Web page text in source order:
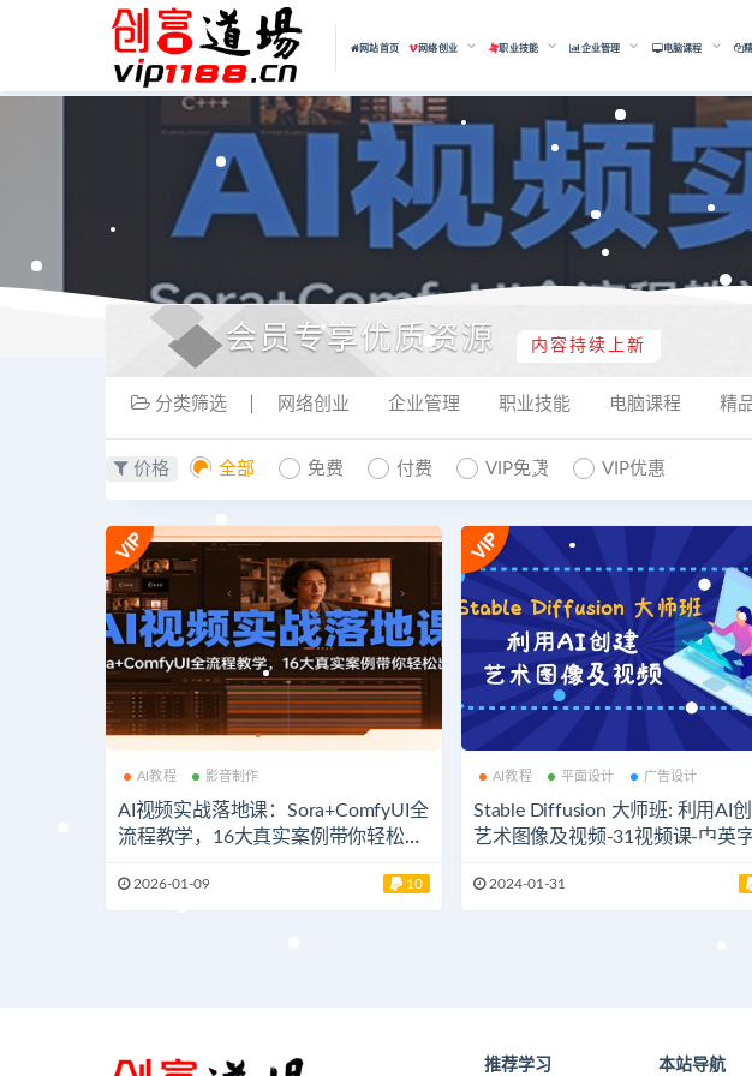
网站首页 网络创业 职业技能 企业管理 电脑课程
会员专享优质资源 内容持续上新
分类筛选 网络创业 企业管理 职业技能 电脑课程 精
价格 全部 免费 付费 VIP免费 VIP优惠
AI教程 影音制作
AI视频实战落地课：Sora+ComfyUI全
流程教学，16大真实案例带你轻松出
2026-01-09 10
AI教程 平面设计 广告设计
Stable Diffusion 大师班: 利用AI
艺术图像及视频-31视频课-中英
2024-01-31
推荐学习 本站导航